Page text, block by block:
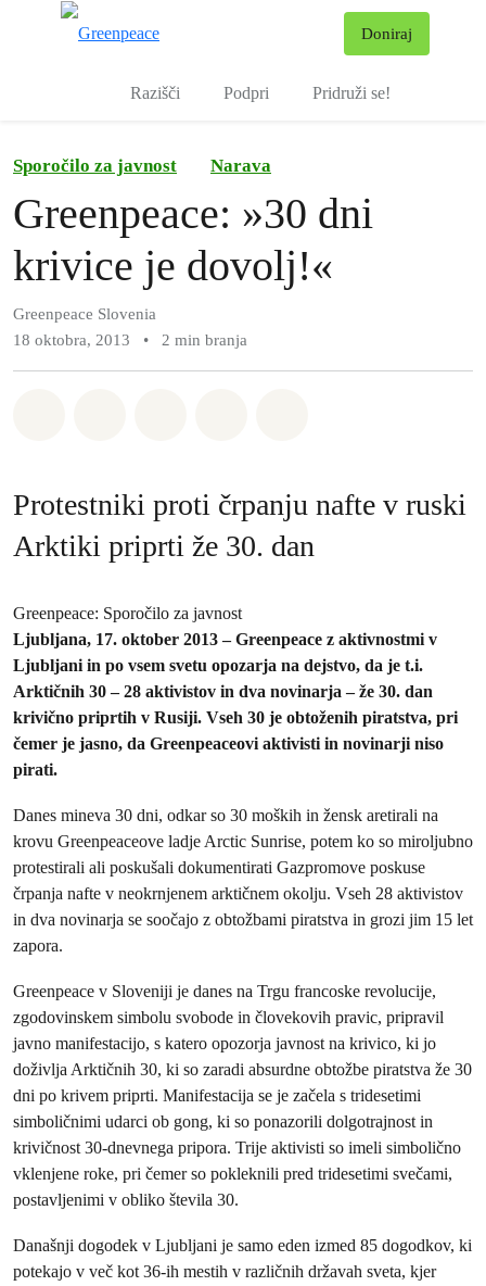
Doniraj
Razišči Podpri Pridruži se!
Sporočilo za javnost Narava
Greenpeace: »30 dni
krivice je dovolj!«
Greenpeace Slovenia
18 oktobra, 2013
• 2 min branja
Protestniki proti črpanju nafte v ruski
Arktiki priprti že 30. dan
Greenpeace: Sporočilo za javnost
Ljubljana, 17. oktober 2013 – Greenpeace z aktivnostmi v
Ljubljani in po vsem svetu opozarja na dejstvo, da je t.i.
Arktičnih 30 – 28 aktivistov in dva novinarja – že 30. dan
krivično priprtih v Rusiji. Vseh 30 je obtoženih piratstva, pri
čemer je jasno, da Greenpeaceovi aktivisti in novinarji niso
pirati.
Danes mineva 30 dni, odkar so 30 moških in žensk aretirali na
krovu Greenpeaceove ladje Arctic Sunrise, potem ko so miroljubno
protestirali ali poskušali dokumentirati Gazpromove poskuse
črpanja nafte v neokrnjenem arktičnem okolju. Vseh 28 aktivistov
in dva novinarja se soočajo z obtožbami piratstva in grozi jim 15 let
zapora.
Greenpeace v Sloveniji je danes na Trgu francoske revolucije,
zgodovinskem simbolu svobode in človekovih pravic, pripravil
javno manifestacijo, s katero opozorja javnost na krivico, ki jo
doživlja Arktičnih 30, ki so zaradi absurdne obtožbe piratstva že 30
dni po krivem priprti. Manifestacija se je začela s tridesetimi
simboličnimi udarci ob gong, ki so ponazorili dolgotrajnost in
krivičnost 30-dnevnega pripora. Trije aktivisti so imeli simbolično
vklenjene roke, pri čemer so pokleknili pred tridesetimi svečami,
postavljenimi v obliko števila 30.
Današnji dogodek v Ljubljani je samo eden izmed 85 dogodkov, ki
potekajo v več kot 36-ih mestih v različnih državah sveta, kjer